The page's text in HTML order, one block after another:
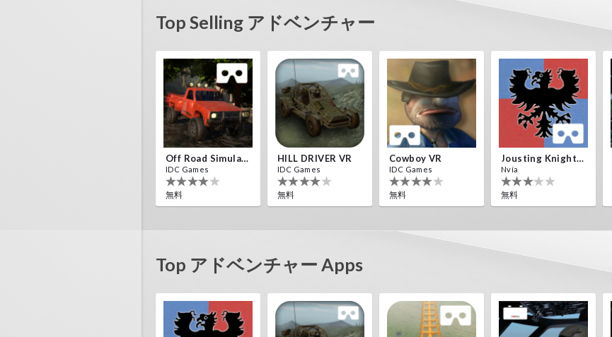
Top Selling アドベンチャー
Off Road Simulator VR
IDC Games
無料
HILL DRIVER VR
IDC Games
無料
Cowboy VR
IDC Games
無料
Jousting Knights VR
Nvía
無料
The Cave VR
Narvia Games
Top アドベンチャー Apps